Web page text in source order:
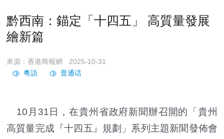
黔西南：錨定「十四五」 高質量發展
繪新篇
來源：香港商報網 2025-10-31
10月31日，在貴州省政府新聞辦召開的「貴州
高質量完成『十四五』規劃」系列主題新聞發佈會